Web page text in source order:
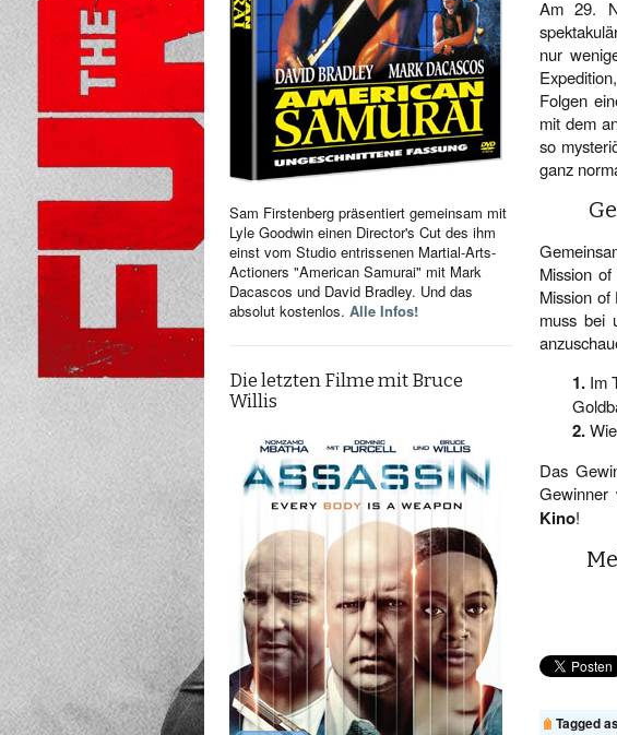
Sam Firstenberg präsentiert gemeinsam mit
Lyle Goodwin einen Director's Cut des ihm
einst vom Studio entrissenen Martial-Arts-
Actioners "American Samurai" mit Mark
Dacascos und David Bradley. Und das
absolut kostenlos. Alle Infos!
Die letzten Filme mit Bruce
Willis
Am 29.
nur
Folgen
mit dem
so
ganz
Mission
Mission of
muss bei
1. Im
2.
Das
Gewinner
Kino!
Tagged